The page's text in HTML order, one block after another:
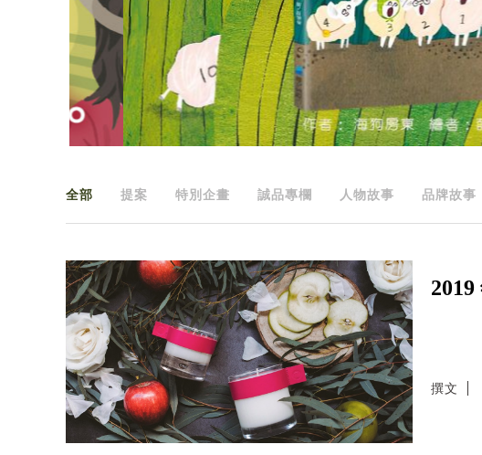
全部 提案 特別企畫 誠品專欄 人物故事 品牌故事
撰文